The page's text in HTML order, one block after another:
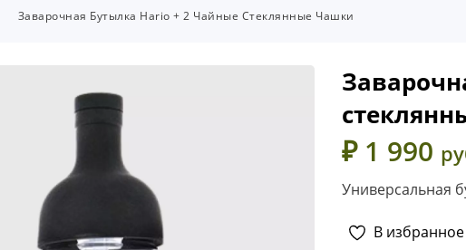
Заварочная Бутылка Hario + 2 Чайные Стеклянные Чашки
₽ 1 990
Универсальная
В избранное